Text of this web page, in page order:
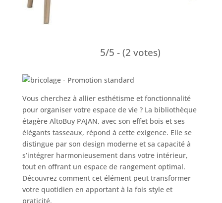
5/5 - (2 votes)
Vous cherchez à allier esthétisme et fonctionnalité
pour organiser votre espace de vie ? La bibliothèque
étagère AltoBuy PAJAN, avec son effet bois et ses
élégants tasseaux, répond à cette exigence. Elle se
distingue par son design moderne et sa capacité à
s’intégrer harmonieusement dans votre intérieur,
tout en offrant un espace de rangement optimal.
Découvrez comment cet élément peut transformer
votre quotidien en apportant à la fois style et
praticité.